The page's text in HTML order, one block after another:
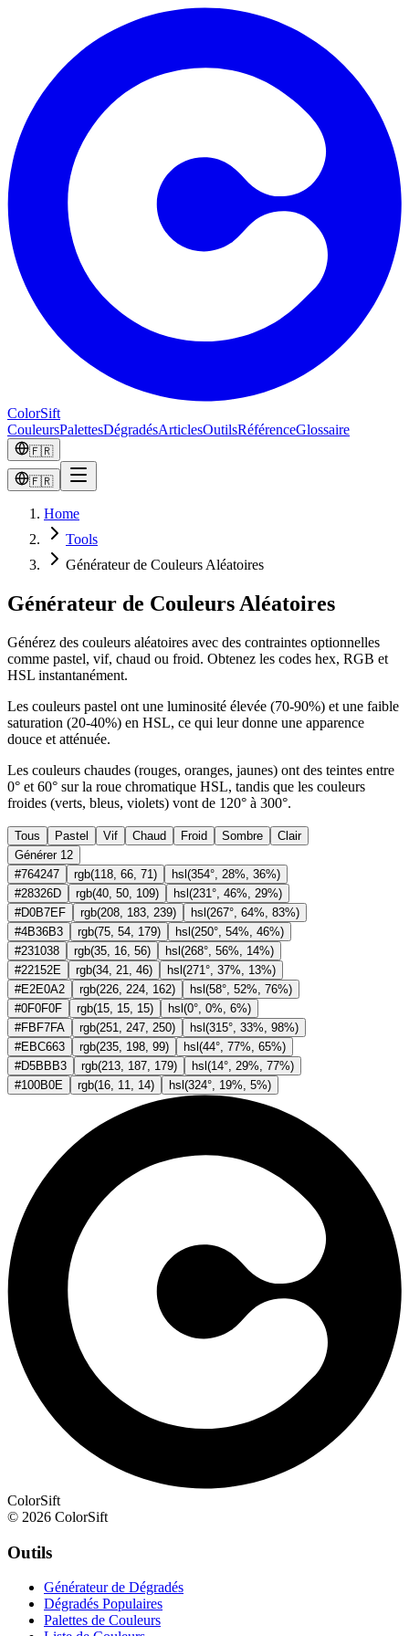
ColorSift
CouleursPalettesDégradésArticlesOutilsRéférenceGlossaire
🇫🇷
🇫🇷
Home
Tools
Générateur de Couleurs Aléatoires
Générateur de Couleurs Aléatoires
Générez des couleurs aléatoires avec des contraintes optionnelles
comme pastel, vif, chaud ou froid. Obtenez les codes hex, RGB et
HSL instantanément.
Les couleurs pastel ont une luminosité élevée (70-90%) et une faible
saturation (20-40%) en HSL, ce qui leur donne une apparence
douce et atténuée.
Les couleurs chaudes (rouges, oranges, jaunes) ont des teintes entre
0° et 60° sur la roue chromatique HSL, tandis que les couleurs
froides (verts, bleus, violets) vont de 120° à 300°.
Tous Pastel Vif Chaud Froid Sombre
Clair
Générer 12
#764247
rgb(118, 66, 71 ) hsl(354°, 28%, 36%)
#28326D
rgb(40, 50, 109) hsl(231°, 46%, 29%)
#D0B7EF
rgb(208, 183, 239) hsl(267°, 64%, 83%)
#4B36B3
rgb(75, 54, 179) hsl(250°, 54%, 46%)
#231038
rgb(35, 16, 56) hsl(268°, 56%, 14%)
#22152E
rgb(34, 21, 46) hsl(271°, 37%, 13%)
#E2E0A2
rgb(226, 224, 162) hsl(58°, 52%, 76%)
#0F0F0F
rgb(15, 15, 15) hsl(0°, 0%, 6%)
#FBF7FA
rgb(251, 247, 250) hsl(315°, 33%, 98%)
#EBC663
rgb(235, 198, 99) hsl(44°, 77%, 65%)
#D5BBB3
rgb(213, 187, 179) hsl(14°, 29%, 77%)
#100B0E
rgb(16, 11, 14) hsl(324°, 19%, 5%)
ColorSift
© 2026 ColorSift
Outils
Générateur de Dégradés
Dégradés Populaires
Palettes de Couleurs